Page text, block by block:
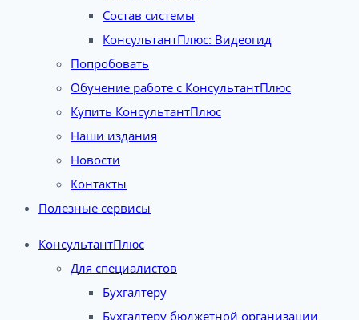
Состав системы
КонсультантПлюс: Видеогид
Попробовать
Обучение работе с КонсультантПлюс
Купить КонсультантПлюс
Наши издания
Новости
Контакты
Полезные сервисы
КонсультантПлюс
Для специалистов
Бухгалтеру
Бухгалтеру бюджетной организации